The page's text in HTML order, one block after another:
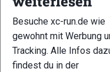
ObTrailrunning-
immer ein offenes Ohr
dasKontaktformular
Besuche xc-run.de wie
gewohnt mit Werbung
Tracking. Alle Infos
findest du in der